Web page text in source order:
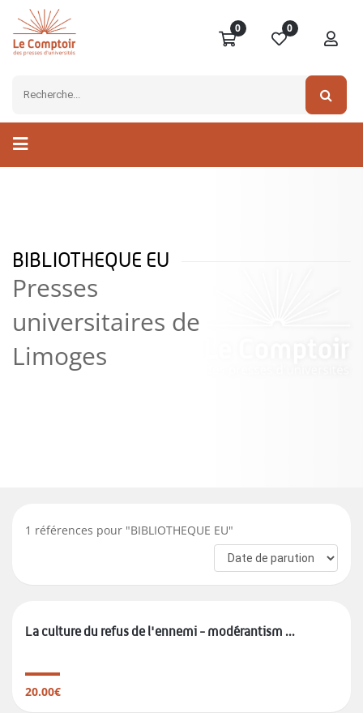
0 0
BIBLIOTHEQUE EU
Presses
universitaires de
Limoges
1 références pour "BIBLIOTHEQUE EU"
La culture du refus de l'ennemi - modérantism ...
20.00€